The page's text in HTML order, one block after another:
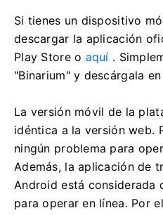
Si tienes un dispositivo
descargar la aplicación
Play Store o aquí .
"Binarium" y descárgala
La versión móvil de la
idéntica a la versión web.
ningún problema para
Además, la aplicación de
Android está considerada
para operar en línea. Por